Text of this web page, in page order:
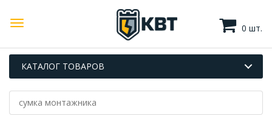
0 шт.
КАТАЛОГ ТОВАРОВ